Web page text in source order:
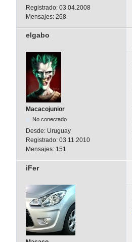
Registrado: 03.04.2008
Mensajes: 268
elgabo
Macacojunior
No conectado
Desde: Uruguay
Registrado: 03.11.2010
Mensajes: 151
iFer